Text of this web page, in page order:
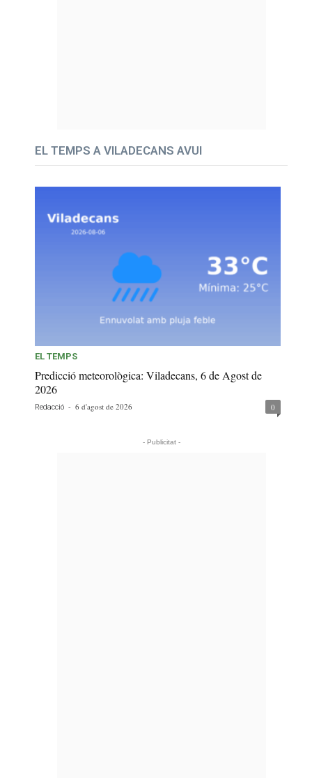
EL TEMPS A VILADECANS AVUI
EL TEMPS
Predicció meteorològica: Viladecans, 6 de Agost de
2026
Redacció - 6 d'agost de 2026 0
- Publicitat -